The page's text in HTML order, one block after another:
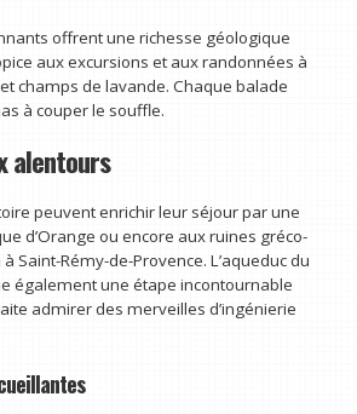
offrent une richesse géologique
aux excursions et aux randonnées à
champs de lavande. Chaque balade
à couper le souffle.
alentours
peuvent enrichir leur séjour par une
d’Orange ou encore aux ruines gréco-
Saint-Rémy-de-Provence. L’aqueduc du
également une étape incontournable
admirer des merveilles d’ingénierie